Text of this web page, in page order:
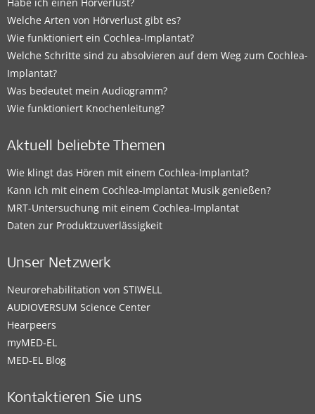
Welche Arten von Hörverlust gibt es?
Wie funktioniert ein Cochlea-Implantat?
Welche Schritte sind zu absolvieren auf dem Weg zum Cochlea-
Implantat?
Was bedeutet mein Audiogramm?
Wie funktioniert Knochenleitung?
Aktuell beliebte Themen
Wie klingt das Hören mit einem Cochlea-Implantat?
Kann ich mit einem Cochlea-Implantat Musik genießen?
MRT-Untersuchung mit einem Cochlea-Implantat
Daten zur Produktzuverlässigkeit
Unser Netzwerk
Neurorehabilitation von STIWELL
AUDIOVERSUM Science Center
Hearpeers
myMED‑EL
MED-EL Blog
Kontaktieren Sie uns